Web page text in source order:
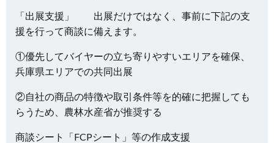
「出展支援」 出展だけではなく、事前に下記の支
援を行って商談に備えます。
①優先してバイヤーの立ち寄りやすいエリアを確保、
兵庫県エリアでの共同出展
②自社の商品の特徴や取引条件等を的確に把握しても
らうため、農林水産省が推奨する
商談シート「FCPシート」等の作成支援